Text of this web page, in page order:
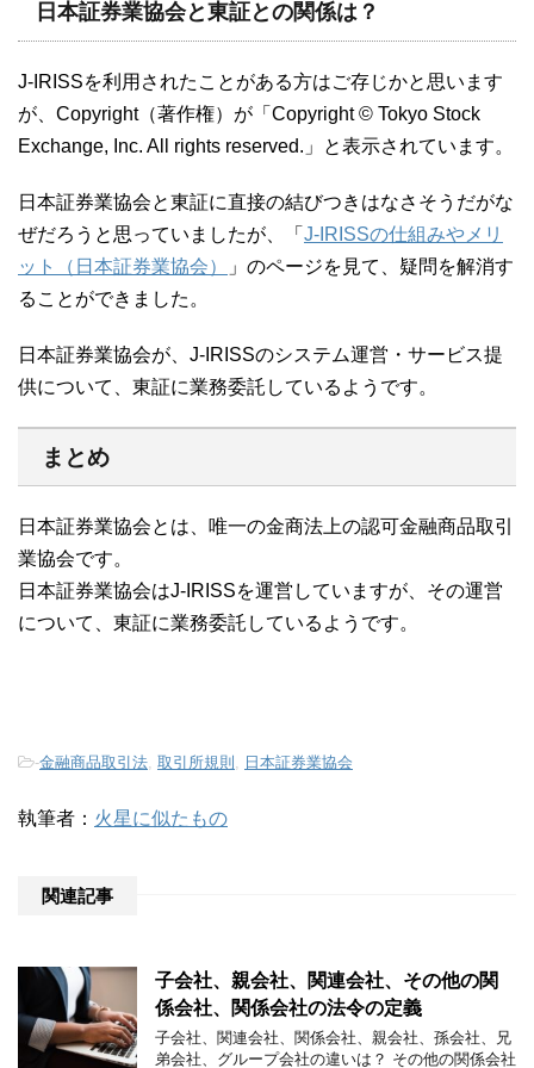
日本証券業協会と東証との関係は？
J-IRISSを利用されたことがある方はご存じかと思います
が、Copyright（著作権）が「Copyright © Tokyo Stock
Exchange, Inc. All rights reserved.」と表示されています。
日本証券業協会と東証に直接の結びつきはなさそうだがな
ぜだろうと思っていましたが、「 J-IRISSの仕組みやメリ
ット（日本証券業協会）
」のページを見て、疑問を解消す
ることができました。
日本証券業協会が、J-IRISSのシステム運営・サービス提
供について、東証に業務委託しているようです。
まとめ
日本証券業協会とは、唯一の金商法上の認可金融商品取引
業協会です。
日本証券業協会はJ-IRISSを運営していますが、その運営
について、東証に業務委託しているようです。
-金融商品取引法 取引所規則 日本証券業協会
執筆者： 火星に似たもの
関連記事
子会社、親会社、関連会社、その他の関
係会社、関係会社の法令の定義
子会社、関連会社、関係会社、親会社、孫会社、兄
弟会社、グループ会社の違いは？ その他の関係会社